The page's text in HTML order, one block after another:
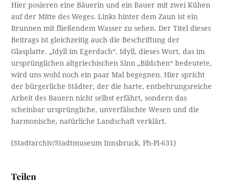
Hier posieren eine Bäuerin und ein Bauer mit zwei Kühen
auf der Mitte des Weges. Links hinter dem Zaun ist ein
Brunnen mit fließendem Wasser zu sehen. Der Titel dieses
Beitrags ist gleichzeitig auch die Beschriftung der
Glasplatte. „Idyll im Egerdach“. Idyll, dieses Wort, das im
ursprünglichen altgriechischen Sinn „Bildchen“ bedeutete,
wird uns wohl noch ein paar Mal begegnen. Hier spricht
der bürgerliche Städter, der die harte, entbehrungsreiche
Arbeit des Bauern nicht selbst erfährt, sondern das
scheinbar ursprüngliche, unverfälschte Wesen und die
harmonische, natürliche Landschaft verklärt.
(Stadtarchiv/Stadtmuseum Innsbruck, Ph-Pl-631)
Teilen